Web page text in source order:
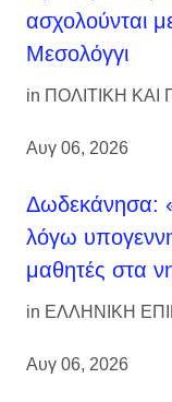
ασχολούνται
Μεσολόγγι
in ΠΟΛΙΤΙΚΗ ΚΑΙ
Αυγ 06, 2026
Δωδεκάνησα:
λόγω
μαθητές στα
in ΕΛΛΗΝΙΚΗ
Αυγ 06, 2026